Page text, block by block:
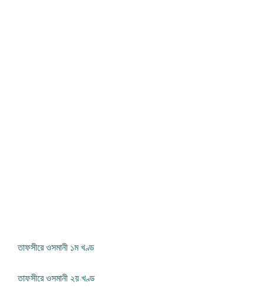
তাফসীরে ওসমানী ১ম খণ্ড
তাফসীরে ওসমানী ২য় খণ্ড